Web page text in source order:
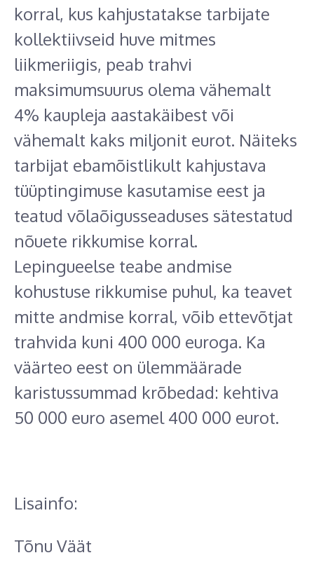
korral, kus kahjustatakse tarbijate
kollektiivseid huve mitmes
liikmeriigis, peab trahvi
maksimumsuurus olema vähemalt
4% kaupleja aastakäibest või
vähemalt kaks miljonit eurot. Näiteks
tarbijat ebamõistlikult kahjustava
tüüptingimuse kasutamise eest ja
teatud võlaõigusseaduses sätestatud
nõuete rikkumise korral.
Lepingueelse teabe andmise
kohustuse rikkumise puhul, ka teavet
mitte andmise korral, võib ettevõtjat
trahvida kuni 400 000 euroga. Ka
väärteo eest on ülemmäärade
karistussummad krõbedad: kehtiva
50 000 euro asemel 400 000 eurot.
Lisainfo:
Tõnu Väät